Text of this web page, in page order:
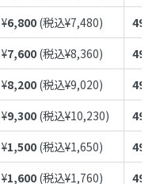
¥6,800 (税込¥7,480)
¥7,600 (税込¥8,360)
¥8,200 (税込¥9,020)
¥9,300 (税込¥10,230)
¥1,500 (税込¥1,650)
¥1,600 (税込¥1,760)